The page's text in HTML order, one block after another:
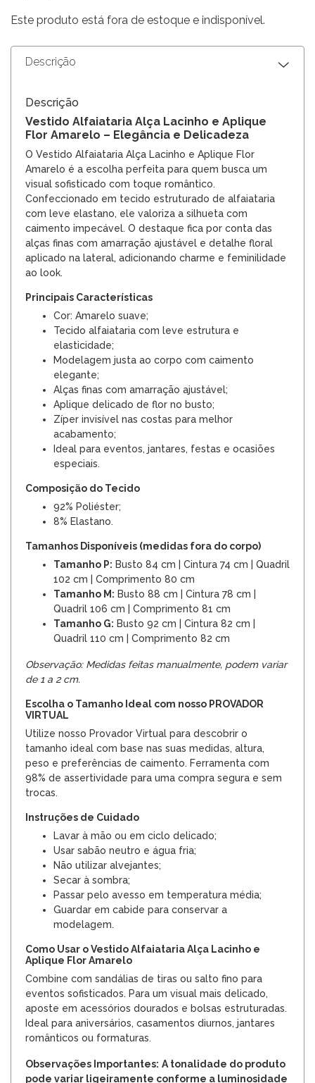
Este produto está fora de estoque e indisponível.
Descrição
Descrição
Vestido Alfaiataria Alça Lacinho e Aplique
Flor Amarelo – Elegância e Delicadeza
O Vestido Alfaiataria Alça Lacinho e Aplique Flor
Amarelo é a escolha perfeita para quem busca um
visual sofisticado com toque romântico.
Confeccionado em tecido estruturado de alfaiataria
com leve elastano, ele valoriza a silhueta com
caimento impecável. O destaque fica por conta das
alças finas com amarração ajustável e detalhe floral
aplicado na lateral, adicionando charme e feminilidade
ao look.
Principais Características
Cor: Amarelo suave;
Tecido alfaiataria com leve estrutura e
elasticidade;
Modelagem justa ao corpo com caimento
elegante;
Alças finas com amarração ajustável;
Aplique delicado de flor no busto;
Zíper invisível nas costas para melhor
acabamento;
Ideal para eventos, jantares, festas e ocasiões
especiais.
Composição do Tecido
92% Poliéster;
8% Elastano.
Tamanhos Disponíveis (medidas fora do corpo)
Tamanho P: Busto 84 cm | Cintura 74 cm | Quadril
102 cm | Comprimento 80 cm
Tamanho M: Busto 88 cm | Cintura 78 cm |
Quadril 106 cm | Comprimento 81 cm
Tamanho G: Busto 92 cm | Cintura 82 cm |
Quadril 110 cm | Comprimento 82 cm
Observação: Medidas feitas manualmente, podem variar
de 1 a 2 cm.
Escolha o Tamanho Ideal com nosso PROVADOR
VIRTUAL
Utilize nosso Provador Virtual para descobrir o
tamanho ideal com base nas suas medidas, altura,
peso e preferências de caimento. Ferramenta com
98% de assertividade para uma compra segura e sem
trocas.
Instruções de Cuidado
Lavar à mão ou em ciclo delicado;
Usar sabão neutro e água fria;
Não utilizar alvejantes;
Secar à sombra;
Passar pelo avesso em temperatura média;
Guardar em cabide para conservar a
modelagem.
Como Usar o Vestido Alfaiataria Alça Lacinho e
Aplique Flor Amarelo
Combine com sandálias de tiras ou salto fino para
eventos sofisticados. Para um visual mais delicado,
aposte em acessórios dourados e bolsas estruturadas.
Ideal para aniversários, casamentos diurnos, jantares
românticos ou formaturas.
Observações Importantes: A tonalidade do produto
pode variar ligeiramente conforme a luminosidade